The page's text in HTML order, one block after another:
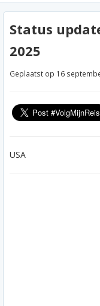
Status
2025
Geplaatst op 16
USA